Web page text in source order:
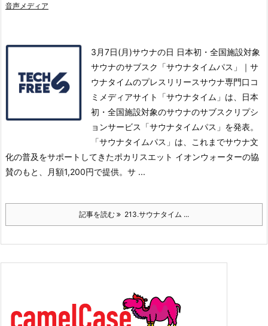
音声メディア
3月7日(月)サウナの日 日本初・全国施設対象
サウナのサブスク「サウナタイムパス」｜サ
ウナタイムのプレスリリースサウナ専門口コ
ミメディアサイト「サウナタイム」は、日本
初・全国施設対象のサウナのサブスクリプシ
ョンサービス「サウナタイムパス」を発表。
「サウナタイムパス」は、これまでサウナ文
化の普及をサポートしてきたポカリスエット イオンウォーターの協
賛のもと、月額1,200円で提供。 サ ...
記事を読む 213.サウナタイム ...